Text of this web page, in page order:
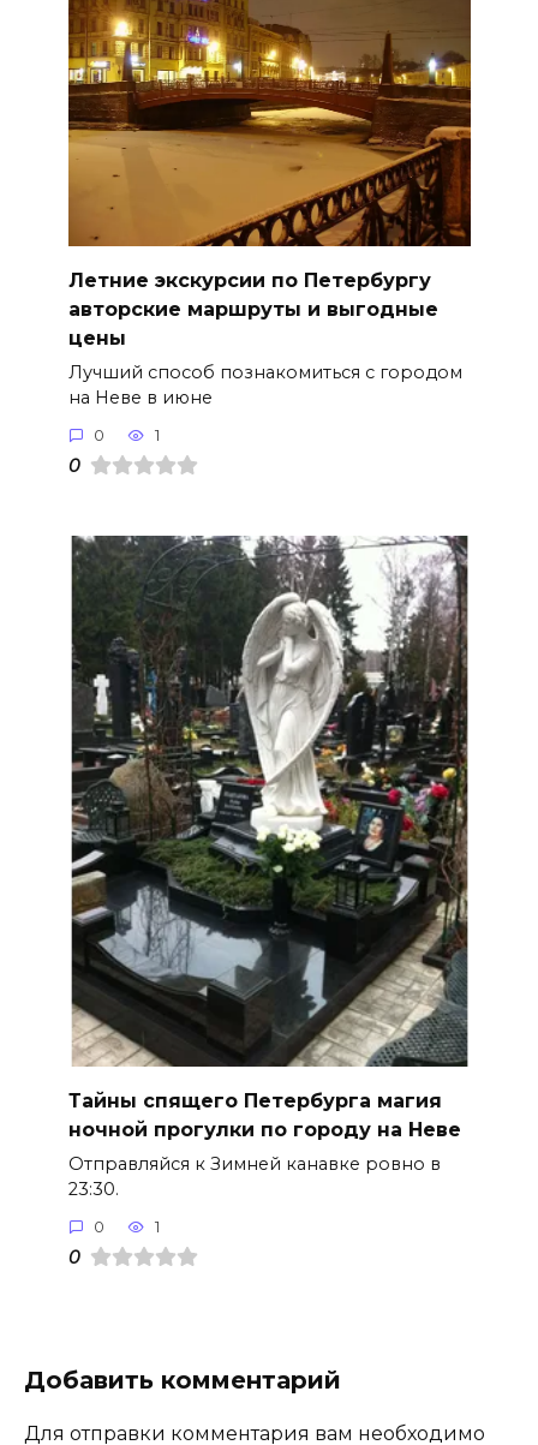
Летние экскурсии по Петербургу
авторские маршруты и выгодные
цены
Лучший способ познакомиться с городом
на Неве в июне
0 1
0
Тайны спящего Петербурга магия
ночной прогулки по городу на Неве
Отправляйся к Зимней канавке ровно в
23:30.
0 1
0
Добавить комментарий
Для отправки комментария вам необходимо